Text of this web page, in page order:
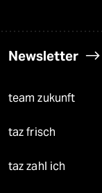
Newsletter
team zukunft
taz frisch
taz zahl ich